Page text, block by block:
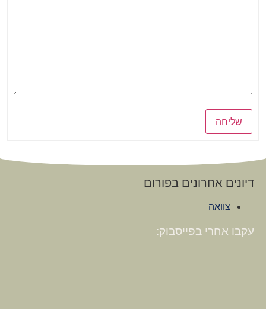
שליחה
דיונים אחרונים בפורום
צוואה
עקבו אחרי בפייסבוק: